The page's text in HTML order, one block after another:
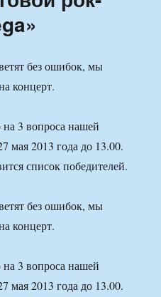
без ошибок, мы
концерт.
на 3 вопроса нашей
мая 2013 года до 13.00.
список победителей.
без ошибок, мы
концерт.
на 3 вопроса нашей
мая 2013 года до 13.00.